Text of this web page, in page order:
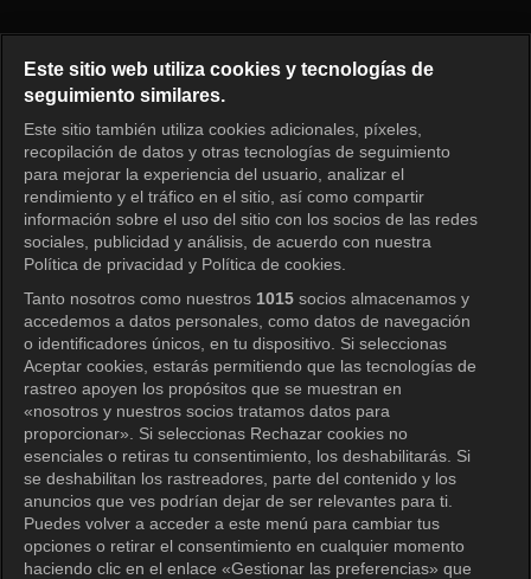
Iniciar sesión
Este sitio web utiliza cookies y tecnologías de
seguimiento similares.
Este sitio también utiliza cookies adicionales, píxeles,
recopilación de datos y otras tecnologías de seguimiento
para mejorar la experiencia del usuario, analizar el
rendimiento y el tráfico en el sitio, así como compartir
información sobre el uso del sitio con los socios de las redes
sociales, publicidad y análisis, de acuerdo con nuestra
Política de privacidad y Política de cookies.
Tanto nosotros como nuestros 1015 socios almacenamos y
accedemos a datos personales, como datos de navegación
o identificadores únicos, en tu dispositivo. Si seleccionas
Aceptar cookies, estarás permitiendo que las tecnologías de
rastreo apoyen los propósitos que se muestran en
«nosotros y nuestros socios tratamos datos para
proporcionar». Si seleccionas Rechazar cookies no
esenciales o retiras tu consentimiento, los deshabilitarás. Si
se deshabilitan los rastreadores, parte del contenido y los
anuncios que ves podrían dejar de ser relevantes para ti.
Puedes volver a acceder a este menú para cambiar tus
opciones o retirar el consentimiento en cualquier momento
haciendo clic en el enlace «Gestionar las preferencias» que